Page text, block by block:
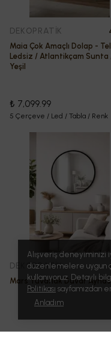
Alışveriş deneyiminizi
düzenlemelere uygun
kullanıyoruz. Detaylı
Politikası sayfamızdan
Anladım
DEKOPRATİK
Maia Çok Amaçlı Dolap -
Ledsiz / Atlantikçam Sunta
Yeşil
₺ 7,099.99
5 Çerçeve / Led / Tabla / Renk
DEKOPRATİK
Mars Yuvarlak Duvar